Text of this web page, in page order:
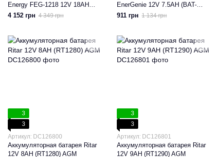
Energy FEG-1218 12V 18AH
(FEG-1218) LiFePO4
4 152 грн 4 349 грн
EnerGenie 12V 7.5AH (BAT-
12V7.5AH) AGM
911 грн 1 134 грн
3
3
Артикул: DC126800
Аккумуляторная батарея Ritar
12V 8AH (RT1280) AGM
3
3
Артикул: DC126801
Аккумуляторная батарея Ritar
12V 9AH (RT1290) AGM